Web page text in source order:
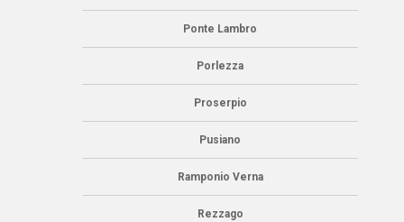
Ponte Lambro
Porlezza
Proserpio
Pusiano
Ramponio Verna
Rezzago